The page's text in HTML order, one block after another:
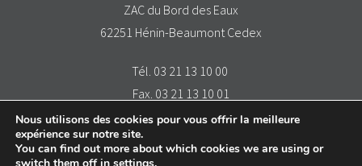
ZAC du Bord des Eaux
62251 Hénin-Beaumont Cedex
Tél. 03 21 13 10 00
Fax. 03 21 13 10 01
Nous utilisons des cookies pour vous offrir la meilleure
expérience sur notre site.
You can find out more about which cookies we are using or